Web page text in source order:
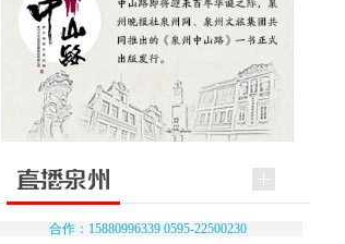
合作：15880996339 0595-22500230